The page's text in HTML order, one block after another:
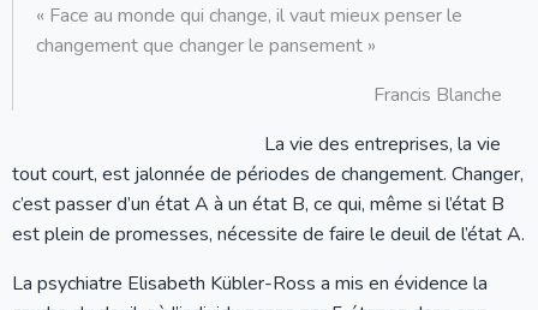
« Face au monde qui change, il vaut mieux penser le
changement que changer le pansement »
Francis Blanche
La vie des entreprises, la vie
tout court, est jalonnée de périodes de changement. Changer,
c’est passer d’un état A à un état B, ce qui, même si l’état B
est plein de promesses, nécessite de faire le deuil de l’état A.
La psychiatre Elisabeth Kübler-Ross a mis en évidence la